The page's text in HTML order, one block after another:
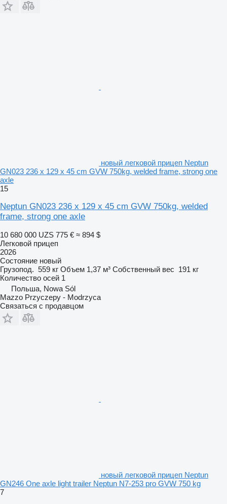
новый легковой прицеп Neptun
GN023 236 x 129 x 45 cm GVW 750kg, welded frame, strong one
axle
15
Neptun GN023 236 x 129 x 45 cm GVW 750kg, welded
frame, strong one axle
10 680 000 UZS 775 € ≈ 894 $
Легковой прицеп
2026
Состояние новый
Грузопод. 559 кг Объем 1,37 м³ Собственный вес 191 кг
Количество осей 1
Польша, Nowa Sól
Mazzo Przyczepy - Modrzyca
Связаться с продавцом
новый легковой прицеп Neptun
GN246 One axle light trailer Neptun N7-253 pro GVW 750 kg
7